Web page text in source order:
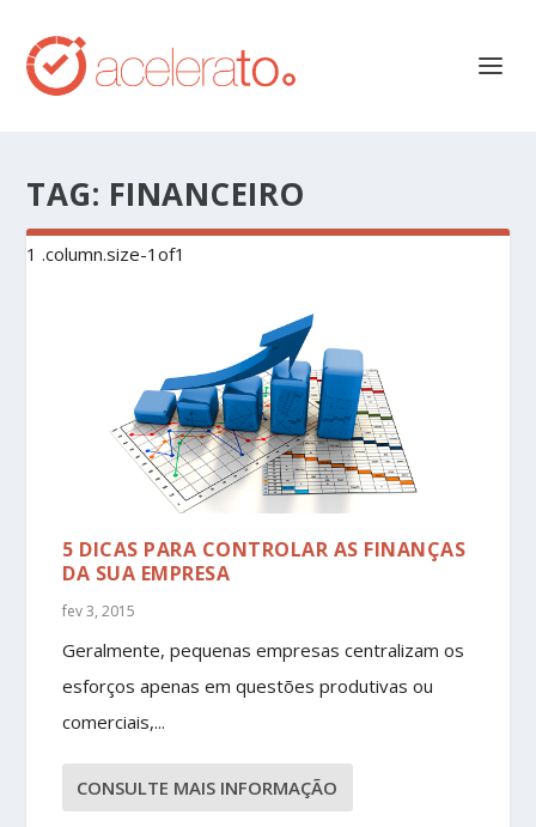
TAG: FINANCEIRO
5 DICAS PARA CONTROLAR AS FINANÇAS
DA SUA EMPRESA
fev 3, 2015
Geralmente, pequenas empresas centralizam os
esforços apenas em questões produtivas ou
comerciais,...
CONSULTE MAIS INFORMAÇÃO